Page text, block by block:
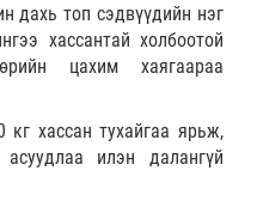
дахь топ сэдвүүдийн нэг
хассантай холбоотой
цахим хаягаараа
хассан тухайгаа ярьж,
илэн далангүй